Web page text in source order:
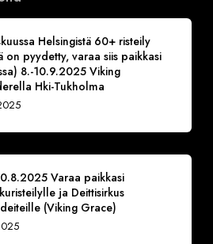
Helsingistä 60+ risteily
on pyydetty, varaa siis paikkasi
8.-10.9.2025 Viking
Hki-Tukholma
Varaa paikkasi
ja Deittisirkus
(Viking Grace)